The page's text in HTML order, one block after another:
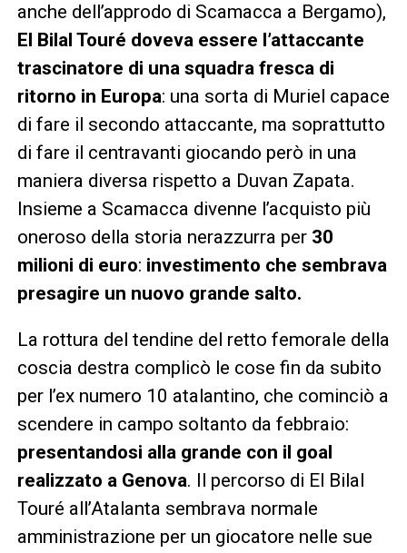
anche dell’approdo di Scamacca a Bergamo),
El Bilal Touré doveva essere l’attaccante
trascinatore di una squadra fresca di
ritorno in Europa: una sorta di Muriel capace
di fare il secondo attaccante, ma soprattutto
di fare il centravanti giocando però in una
maniera diversa rispetto a Duvan Zapata.
Insieme a Scamacca divenne l’acquisto più
oneroso della storia nerazzurra per 30
milioni di euro: investimento che sembrava
presagire un nuovo grande salto.
La rottura del tendine del retto femorale della
coscia destra complicò le cose fin da subito
per l’ex numero 10 atalantino, che cominciò a
scendere in campo soltanto da febbraio:
presentandosi alla grande con il goal
realizzato a Genova. Il percorso di El Bilal
Touré all’Atalanta sembrava normale
amministrazione per un giocatore nelle sue